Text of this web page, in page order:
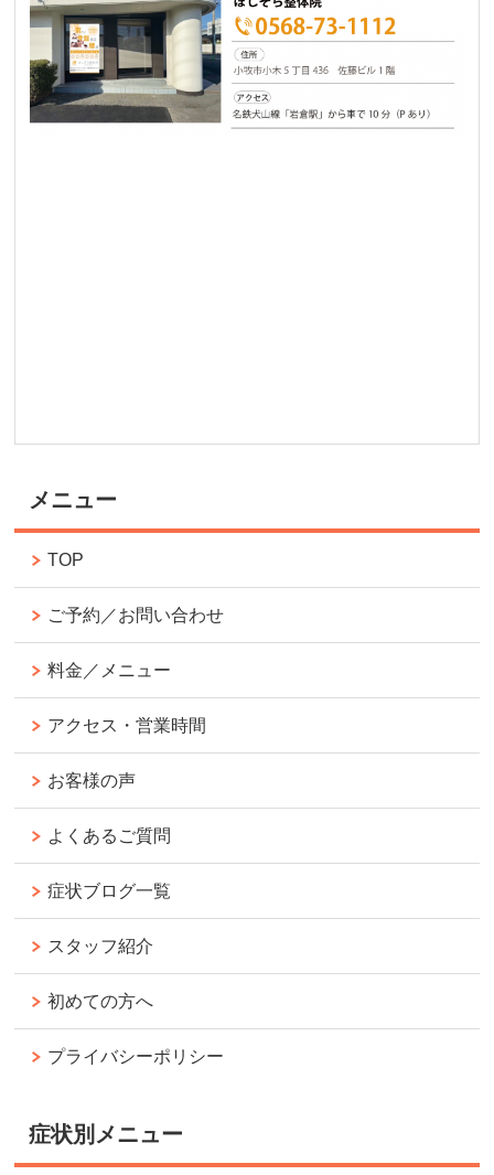
メニュー
TOP
ご予約／お問い合わせ
料金／メニュー
アクセス・営業時間
お客様の声
よくあるご質問
症状ブログ一覧
スタッフ紹介
初めての方へ
プライバシーポリシー
症状別メニュー